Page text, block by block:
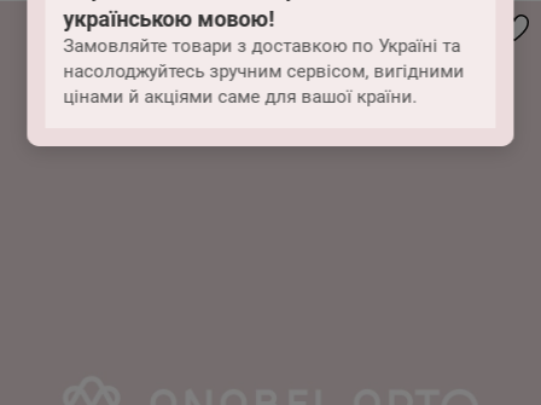
українською мовою!
Замовляйте товари з доставкою по Україні та
насолоджуйтесь зручним сервісом, вигідними
цінами й акціями саме для вашої країни.